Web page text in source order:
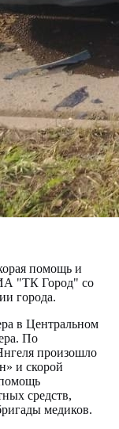
помощь и
"ТК Город" со
города.
в Центральном
По
произошло
и скорой
средств,
медиков.